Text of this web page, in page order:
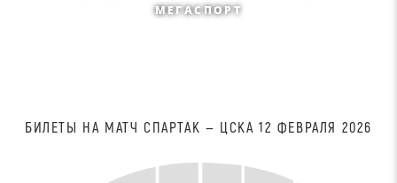
МЕГАСПОРТ
БИЛЕТЫ НА МАТЧ СПАРТАК — ЦСКА 12 ФЕВРАЛЯ 2026